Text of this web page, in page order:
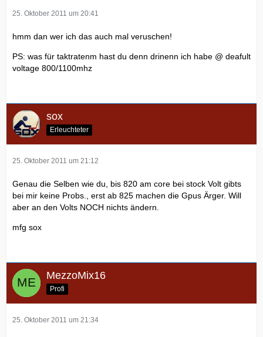
25. Oktober 2011 um 20:41
hmm dan wer ich das auch mal veruschen!
PS: was für taktratenm hast du denn drinenn ich habe @ deafult
voltage 800/1100mhz
sox
Erleuchteter
25. Oktober 2011 um 21:12
Genau die Selben wie du, bis 820 am core bei stock Volt gibts
bei mir keine Probs., erst ab 825 machen die Gpus Ärger. Will
aber an den Volts NOCH nichts ändern.
mfg sox
MezzoMix16
Profi
25. Oktober 2011 um 21:34